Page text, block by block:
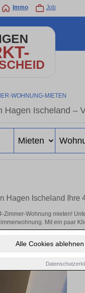
Alle Cookies ablehnen
Immo Job
WOHNUNG-MIETEN
Hagen Ischeland –
Hagen Ischeland Ihre
Wohnung mieten!
Mit ein paar
Aktuelle